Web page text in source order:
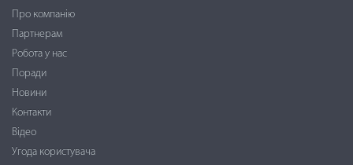
Про компанію
Партнерам
Робота у нас
Поради
Новини
Контакти
Відео
Угода користувача